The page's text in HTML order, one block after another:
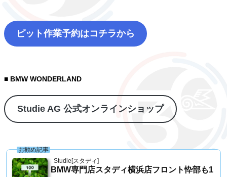
ピット作業予約はコチラから
■ BMW WONDERLAND
Studie AG 公式オンラインショップ
Studie[スタディ]
お勧め記事
BMW専門店スタディ横浜店フロント忰部も1